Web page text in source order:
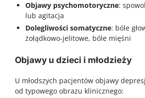
Objawy psychomotoryczne:
lub agitacja
Dolegliwości somatyczne: bóle
żołądkowo-jelitowe, bóle mięśni
Objawy u dzieci i młodzieży
U młodszych pacjentów objawy
od typowego obrazu klinicznego: